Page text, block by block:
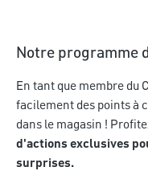
Notre programme
En tant que membre du
facilement des points à
dans le magasin !
d'actions exclusives
surprises.